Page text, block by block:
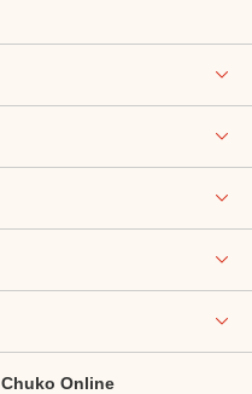
Chuko Online